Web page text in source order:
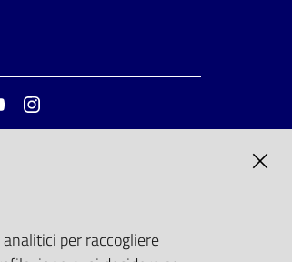
Youtube
per raccogliere